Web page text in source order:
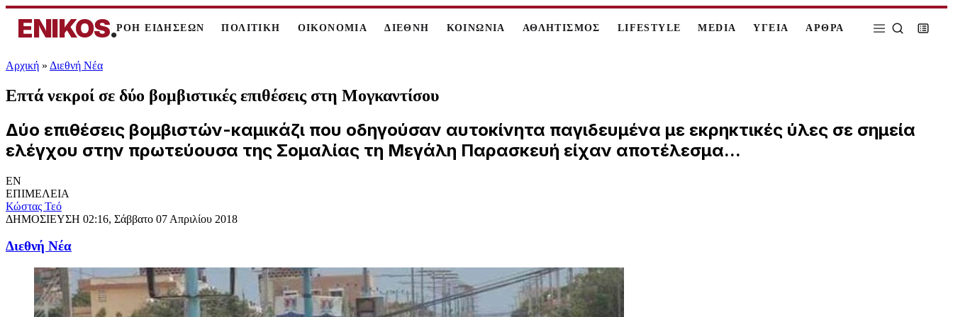
ENIKOS.ΡΟΗ ΕΙΔΗΣΕΩΝ ΠΟΛΙΤΙΚΗ ΟΙΚΟΝΟΜΙΑ ΔΙΕΘΝΗ ΚΟΙΝΩΝΙΑ ΑΘΛΗΤΙΣΜΟΣ LIFESTYLE MEDIA ΥΓΕΙΑ ΑΡΘΡΑ
Αρχική » Διεθνή Νέα
Επτά νεκροί σε δύο βομβιστικές επιθέσεις στη Μογκαντίσου
Δύο επιθέσεις βομβιστών-καμικάζι που οδηγούσαν αυτοκίνητα παγιδευμένα με εκρηκτικές ύλες σε σημεία
ελέγχου στην πρωτεύουσα της Σομαλίας τη Μεγάλη Παρασκευή είχαν αποτέλεσμα...
EN
ΕΠΙΜΕΛΕΙΑ
Κώστας Τεό
ΔΗΜΟΣΙΕΥΣΗ 02:16, Σάββατο 07 Απριλίου 2018
Διεθνή Νέα